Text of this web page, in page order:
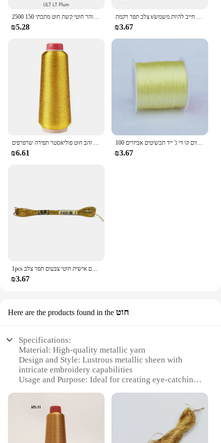
2500 מ 'סופר זיקית זוהר חוטי קשת חוט מתכתי 150d ממוחשב רקמה דקורטיבית 26 צבעים זמינים
₪5.28
צלב תפר רקמת t/ספיראאה רקמה/רקמה/כסף מתכתי חוט חוט/רקמת קווים חייב להיות משמש
₪3.67
₪6.61
100 מ '3 גדילי זהב כסף חוט קלוע חבל חוט חוט חוט חוט חוט אריג חרוזים קו די ג' ייד תכשיטים אביזרים
₪3.67
₪3.67
Here are the products found in the חוט
Specifications:
Material: High-quality metallic yarn
Design and Style: Lustrous metallic sheen with
intricate embroidery capabilities
Usage and Purpose: Ideal for creating eye-catching
Typical Adaptive Scenario: Suitable for both
professional embroiderers and DIY enthusiasts
Shape or Size or Weight or Quantity: Available in a
variety of spools to accommodate different projects